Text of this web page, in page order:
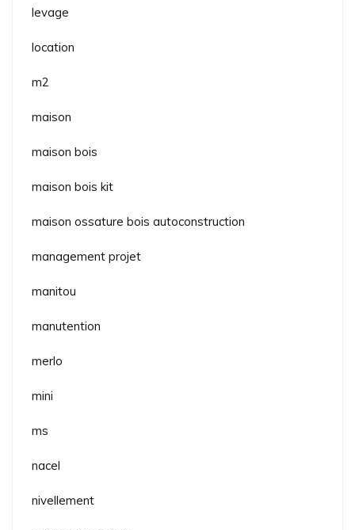
levage
location
m2
maison
maison bois
maison bois kit
maison ossature bois autoconstruction
management projet
manitou
manutention
merlo
mini
ms
nacel
nivellement